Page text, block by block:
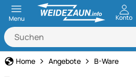
Menu Konto
Home Angebote B-Ware